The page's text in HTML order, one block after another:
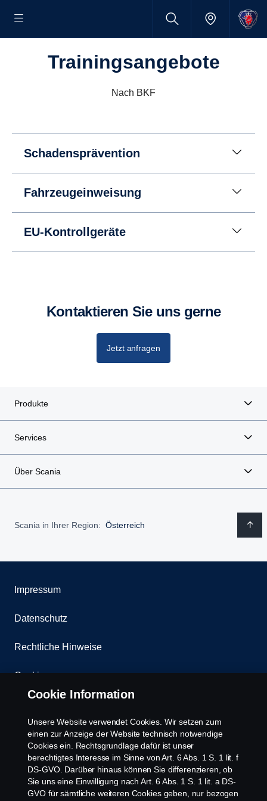
Trainingsangebote
Nach BKF
Schadensprävention
Fahrzeugeinweisung
EU-Kontrollgeräte
Kontaktieren Sie uns gerne
Jetzt anfragen
Produkte
Services
Über Scania
Scania in Ihrer Region: Österreich
Impressum
Datenschutz
Rechtliche Hinweise
Cookies
Whistleblowing
Scania Cookie Richtlinie
Cookie Information
Unsere Website verwendet Cookies. Wir setzen zum
einen zur Anzeige der Website technisch notwendige
Cookies ein. Rechtsgrundlage dafür ist unser
berechtigtes Interesse im Sinne von Art. 6 Abs. 1 S. 1 lit. f
DS-GVO. Darüber hinaus können Sie differenzieren, ob
Sie uns eine Einwilligung nach Art. 6 Abs. 1 S. 1 lit. a DS-
GVO für sämtliche weiteren Cookies geben, nur bezogen